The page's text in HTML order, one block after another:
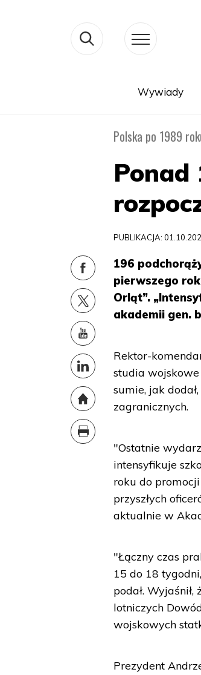
Wywiady
Polska po 1989
Ponad
PUBLIKACJA:
196
pierwszego
Orląt”.
akademii gen.
Rektor-
studia
sumie, jak
zagranicznych.
"Ostatnie
intensyfikuje
roku do
przyszłych
aktualnie w
"Łączny czas
15 do 18
podał.
lotniczych
wojskowych
Prezydent